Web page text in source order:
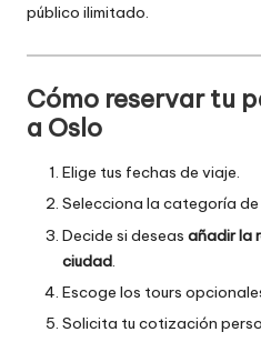
público ilimitado.
Cómo reservar tu
a Oslo
Elige tus fechas de viaje.
Selecciona la categoría
Decide si deseas añadir la
ciudad
Escoge los tours
Solicita tu cotización